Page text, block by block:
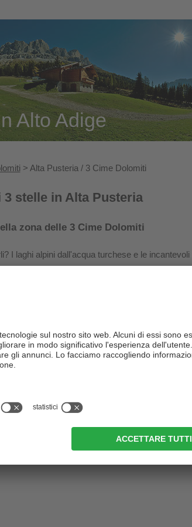
Alto Adige
> Alta Pusteria / 3 Cime Dolomiti
3 stelle in Alta Pusteria
zona delle 3 Cime Dolomiti
I laghi alpini dall'acqua turchese e le
piste da sci perfettamente preparate in
la parte della
che può
Dolomiti, con i suoi cinque incantevoli paesi di
paradiso per gli sportivi, per gli amanti della
si trovano numerosi hotel a 3 stelle -
dotati di ogni comfort
- che sono